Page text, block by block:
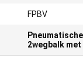
FPBV
2wegbalk